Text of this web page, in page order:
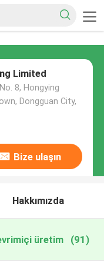
Limited
8, Hongying
Dongguan City,
Bize ulaşın
Hakkımızda
üretim (91)